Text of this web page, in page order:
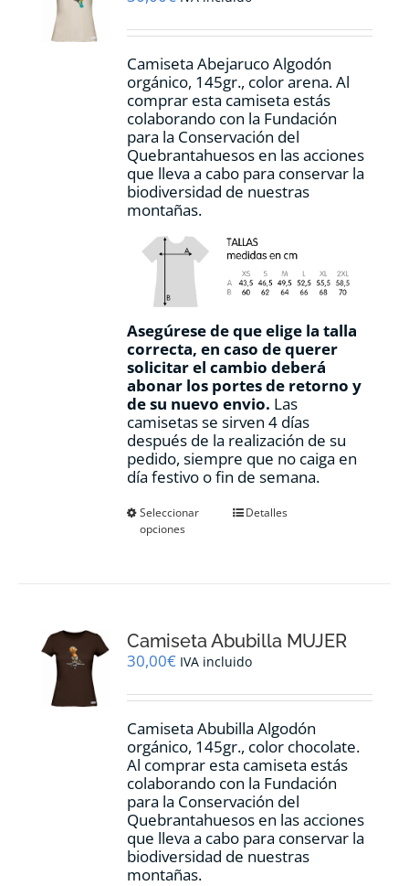
en
página
de
producto
Camiseta Abejaruco Algodón
orgánico, 145gr., color arena. Al
comprar esta camiseta estás
colaborando con la Fundación
para la Conservación del
Quebrantahuesos en las acciones
que lleva a cabo para conservar la
biodiversidad de nuestras
montañas.
Asegúrese de que elige la talla
correcta, en caso de querer
solicitar el cambio deberá
abonar los portes de retorno y
de su nuevo envio. Las
camisetas se sirven 4 días
después de la realización de su
pedido, siempre que no caiga en
día festivo o fin de semana.
Seleccionar
opciones
Este
se
pueden
en
página
de
producto
Detalles
Camiseta Abubilla MUJER
30,00€ IVA incluido
Camiseta Abubilla Algodón
orgánico, 145gr., color chocolate.
Al comprar esta camiseta estás
colaborando con la Fundación
para la Conservación del
Quebrantahuesos en las acciones
que lleva a cabo para conservar la
biodiversidad de nuestras
montañas.